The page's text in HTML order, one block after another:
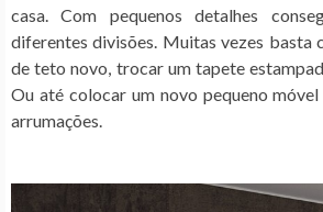
casa. Com pequenos detalhes
diferentes divisões. Muitas vezes basta
de teto novo, trocar um tapete
Ou até colocar um novo pequeno
arrumações.